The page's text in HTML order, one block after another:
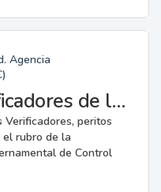
Agencia
Inspectores y Verificadores de la AGC
peritos
rubro de la
de Control